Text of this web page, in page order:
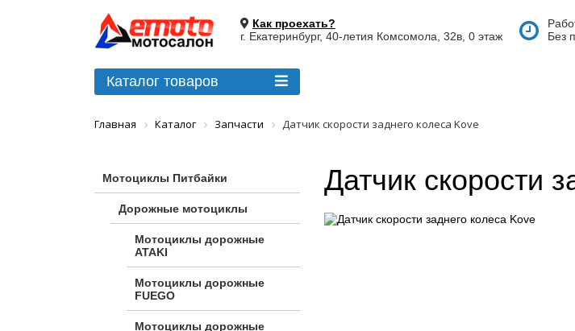
Как проехать?
г. Екатеринбург, 40-летия Комсомола, 32в, 0 этаж
Без
Каталог товаров
Главная Каталог Запчасти Датчик скорости заднего колеса Kove
Мотоциклы Питбайки
Дорожные мотоциклы
Мотоциклы дорожные
ATAKI
Мотоциклы дорожные
FUEGO
Мотоциклы дорожные
Датчик скорости